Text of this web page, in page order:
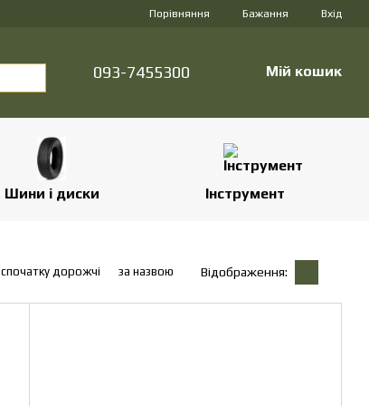
Порівняння Бажання Вхід
093-7455300 Мій кошик
Шини і диски Інструмент
спочатку дорожчі за назвою Відображення: